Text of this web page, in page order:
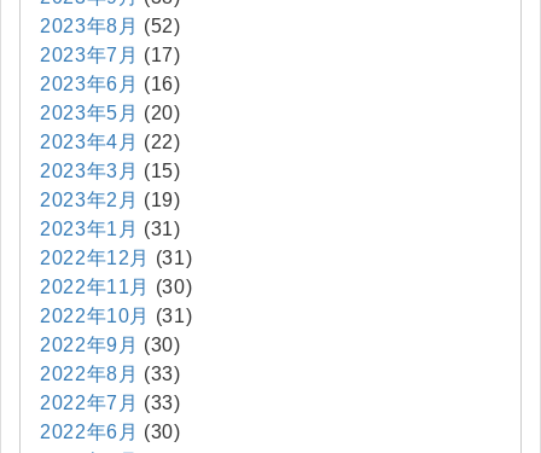
2023年8月 (52)
2023年7月 (17)
2023年6月 (16)
2023年5月 (20)
2023年4月 (22)
2023年3月 (15)
2023年2月 (19)
2023年1月 (31)
2022年12月
(31)
2022年11月
(30)
2022年10月
(31)
2022年9月 (30)
2022年8月 (33)
2022年7月 (33)
2022年6月 (30)